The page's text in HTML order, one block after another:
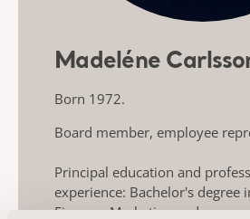
Madeléne
Born 1972.
Board member, employee
Principal education and
experience: Bachelor's degree
Finance, Marketing and